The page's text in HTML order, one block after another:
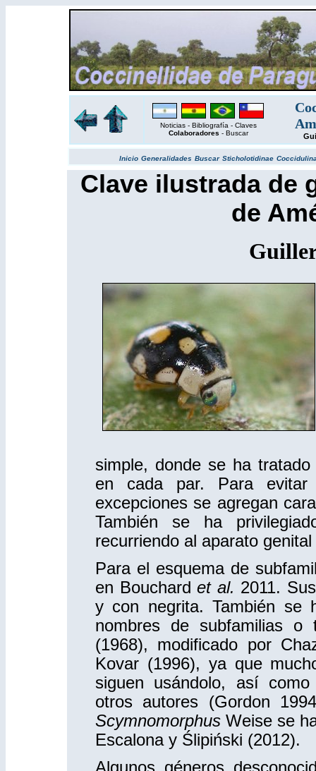
Noticias - Bibliografía - Claves
Colaboradores - Buscar
Inicio Generalidades Buscar Sticholotidinae
Clave ilustrada de
de
simple, donde se ha
en cada par. Para
excepciones se agregan
También se ha
recurriendo al aparato
Para el esquema de
en Bouchardet al. 2011.
y con negrita. También se
nombres de subfamilias o
(1968), modificado por
Kovar (1996), ya que
siguen usándolo, así
otros autores (Gordon
Scymnomorphus Weise se
Escalona y Ślipiński (2012).